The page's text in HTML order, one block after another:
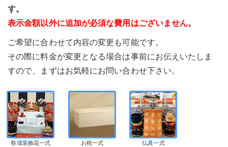
す。
表示金額以外に追加が必須な費用はございません。
ご希望に合わせて内容の変更も可能です。
その際に料金が変更となる場合は事前にお伝えいたしま
すので、まずはお気軽にお問い合わせ下さい。
祭壇装飾花一式
お棺一式
仏具一式